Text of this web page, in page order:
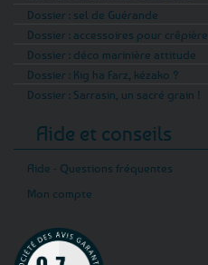
Dossier : sel de Guérande
Dossier : accessoires pour crêpière
Dossier : déco marinière attitude
Dossier : Kig ha Farz, kézako ?
Dossier : Sarrasin, un sacré grain !
Aide et conseils
Aide - Questions fréquentes
Mon compte